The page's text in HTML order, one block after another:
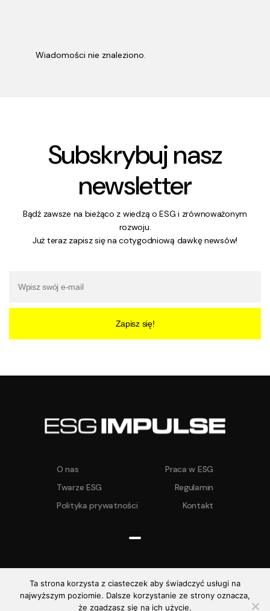
Wiadomości nie znaleziono.
Subskrybuj nasz
newsletter
Bądź zawsze na bieżąco z wiedzą o ESG i zrównoważonym
rozwoju.
Już teraz zapisz się na cotygodniową dawkę newsów!
Zapisz się!
O nas
Praca w ESG
Twarze ESG
Regulamin
Polityka prywatności
Kontakt
ESG IMPULSE ©2026. Wszelkie prawa
zastrzeżone
Ta strona korzysta z ciasteczek aby świadczyć usługi na
najwyższym poziomie. Dalsze korzystanie ze strony oznacza,
że zgadzasz się na ich użycie.